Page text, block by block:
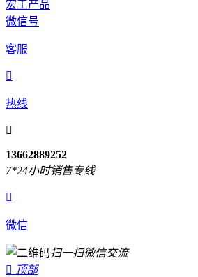
宏工产品
微信号
客服

热线

13662889252
7*24小时销售专线

微信
扫一扫微信交流
 顶部